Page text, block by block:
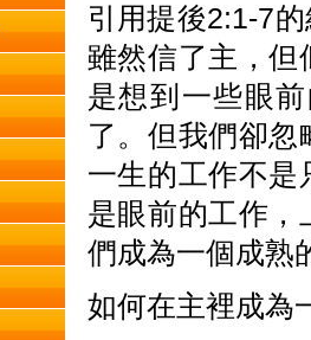
引用提後2:1-7
雖然信了主，但
是想到一些眼
了。但我們卻
一生的工作不是
是眼前的工作，
們成為一個成熟
如何在主裡成為